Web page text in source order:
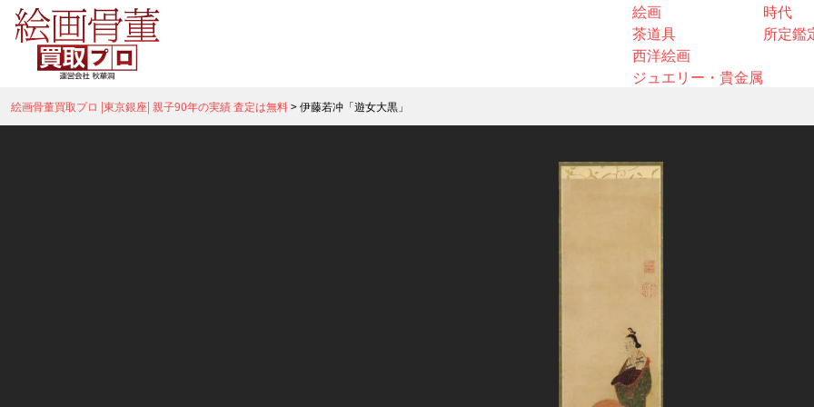
絵画
茶道具
西洋絵画
ジュエリー・貴金属
時代
所定鑑
絵画骨董買取プロ |東京銀座| 親子90年の実績 査定は無料>伊藤若冲「遊女大黒」